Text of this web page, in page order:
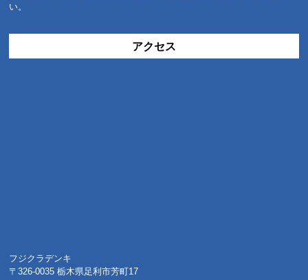
い。
アクセス
フジクラデンキ
〒326-0035 栃木県足利市芳町17